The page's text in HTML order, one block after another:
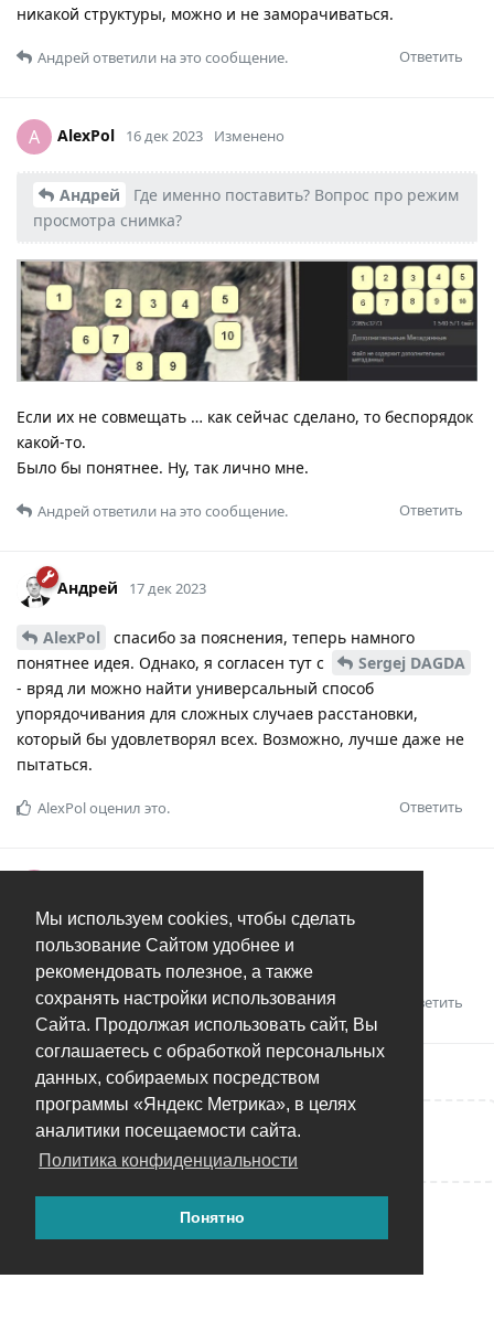
Мы используем cookies, чтобы сделать
пользование Сайтом удобнее и
рекомендовать полезное, а также
сохранять настройки использования
Сайта. Продолжая использовать сайт, Вы
соглашаетесь с обработкой персональных
данных, собираемых посредством
программы «Яндекс Метрика», в целях
аналитики посещаемости сайта.
Политика конфиденциальности
Понятно
никакой структуры, можно и не заморачиваться.
Ответить
Андрейответили на это сообщение.
A AlexPol 16 дек 2023 Изменено
Андрей
Где именно поставить? Вопрос про режим
просмотра снимка?
Если их не совмещать … как сейчас сделано, то беспорядок
какой-то.
Было бы понятнее. Ну, так лично мне.
Ответить
Андрейответили на это сообщение.
Андрей 17 дек 2023
AlexPol
спасибо за пояснения, теперь намного
понятнее идея. Однако, я согласен тут с
Sergej DAGDA
- вряд ли можно найти универсальный способ
упорядочивания для сложных случаев расстановки,
который бы удовлетворял всех. Возможно, лучше даже не
пытаться.
Ответить
AlexPolоценил это.
Вы автор. Вам виднее.
Ответить
Написать ответ...